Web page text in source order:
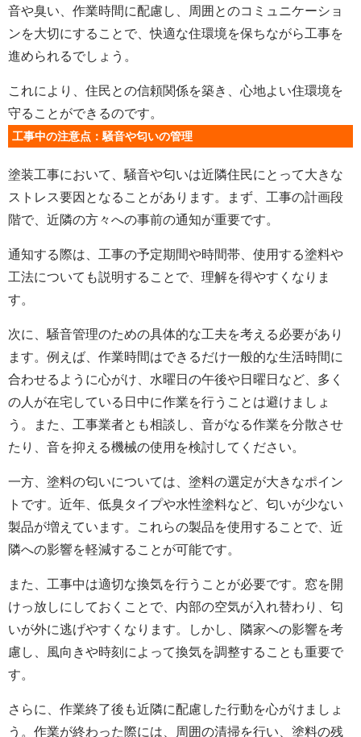
音や臭い、作業時間に配慮し、周囲とのコミュニケーショ
ンを大切にすることで、快適な住環境を保ちながら工事を
進められるでしょう。
これにより、住民との信頼関係を築き、心地よい住環境を
守ることができるのです。
工事中の注意点：騒音や匂いの管理
塗装工事において、騒音や匂いは近隣住民にとって大きな
ストレス要因となることがあります。まず、工事の計画段
階で、近隣の方々への事前の通知が重要です。
通知する際は、工事の予定期間や時間帯、使用する塗料や
工法についても説明することで、理解を得やすくなりま
す。
次に、騒音管理のための具体的な工夫を考える必要があり
ます。例えば、作業時間はできるだけ一般的な生活時間に
合わせるように心がけ、水曜日の午後や日曜日など、多く
の人が在宅している日中に作業を行うことは避けましょ
う。また、工事業者とも相談し、音がなる作業を分散させ
たり、音を抑える機械の使用を検討してください。
一方、塗料の匂いについては、塗料の選定が大きなポイン
トです。近年、低臭タイプや水性塗料など、匂いが少ない
製品が増えています。これらの製品を使用することで、近
隣への影響を軽減することが可能です。
また、工事中は適切な換気を行うことが必要です。窓を開
けっ放しにしておくことで、内部の空気が入れ替わり、匂
いが外に逃げやすくなります。しかし、隣家への影響を考
慮し、風向きや時刻によって換気を調整することも重要で
す。
さらに、作業終了後も近隣に配慮した行動を心がけましょ
う。作業が終わった際には、周囲の清掃を行い、塗料の残